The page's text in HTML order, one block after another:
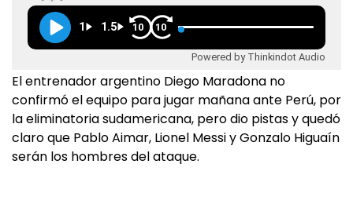
1 1.5 10 10
Powered by Thinkindot Audio
El entrenador argentino Diego Maradona no
confirmó el equipo para jugar mañana ante Perú, por
la eliminatoria sudamericana, pero dio pistas y quedó
claro que Pablo Aimar, Lionel Messi y Gonzalo Higuaín
serán los hombres del ataque.